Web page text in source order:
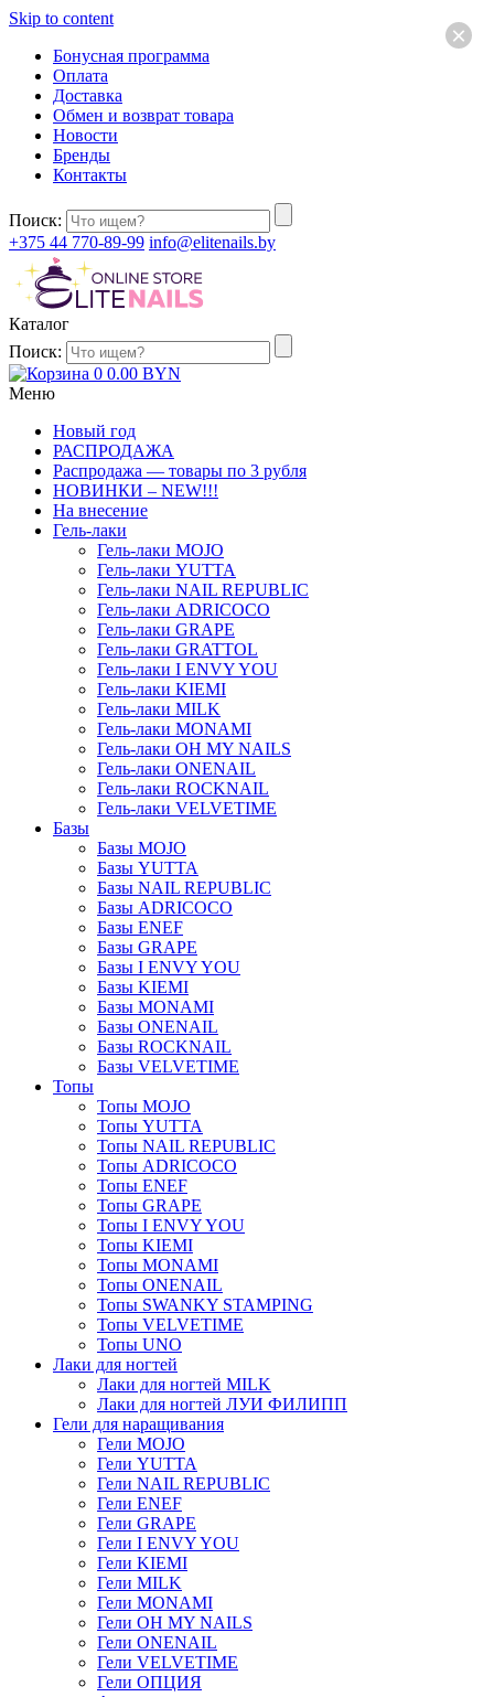
Skip to content
Бонусная программа
Оплата
Доставка
Обмен и возврат товара
Новости
Бренды
Контакты
Поиск:
+375 44 770-89-99 info@elitenails.by
Каталог
Поиск:
0 0.00 BYN
Меню
Новый год
РАСПРОДАЖА
Распродажа — товары по 3 рубля
НОВИНКИ – NEW!!!
На внесение
Гель-лаки
Гель-лаки MOJO
Гель-лаки YUTTA
Гель-лаки NAIL REPUBLIC
Гель-лаки ADRICOCO
Гель-лаки GRAPE
Гель-лаки GRATTOL
Гель-лаки I ENVY YOU
Гель-лаки KIEMI
Гель-лаки MILK
Гель-лаки MONAMI
Гель-лаки OH MY NAILS
Гель-лаки ONENAIL
Гель-лаки ROCKNAIL
Гель-лаки VELVETIME
Базы
Базы MOJO
Базы YUTTA
Базы NAIL REPUBLIC
Базы ADRICOCO
Базы ENEF
Базы GRAPE
Базы I ENVY YOU
Базы KIEMI
Базы MONAMI
Базы ONENAIL
Базы ROCKNAIL
Базы VELVETIME
Топы
Топы MOJO
Топы YUTTA
Топы NAIL REPUBLIC
Топы ADRICOCO
Топы ENEF
Топы GRAPE
Топы I ENVY YOU
Топы KIEMI
Топы MONAMI
Топы ONENAIL
Топы SWANKY STAMPING
Топы VELVETIME
Топы UNO
Лаки для ногтей
Лаки для ногтей MILK
Лаки для ногтей ЛУИ ФИЛИПП
Гели для наращивания
Гели MOJO
Гели YUTTA
Гели NAIL REPUBLIC
Гели ENEF
Гели GRAPE
Гели I ENVY YOU
Гели KIEMI
Гели MILK
Гели MONAMI
Гели OH MY NAILS
Гели ONENAIL
Гели VELVETIME
Гели ОПЦИЯ
×